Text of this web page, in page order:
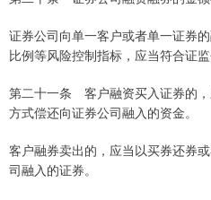
证券公司向单一客户或者单一证券
比例等风险控制指标，应当符合证
第二十一条 客户融资买入证券的
方式偿还向证券公司融入的资金。
客户融券卖出的，应当以买券还券
司融入的证券。